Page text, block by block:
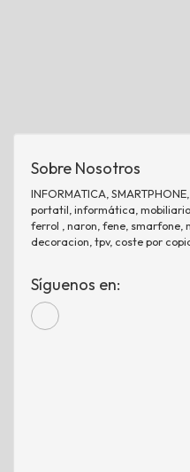
Sobre Nosotros
INFORMATICA,
portatil, informática,
ferrol , naron, fene, smarfone,
decoracion, tpv, coste por
Síguenos en: